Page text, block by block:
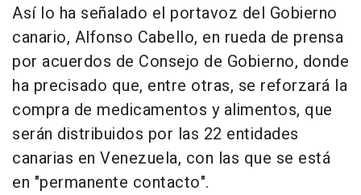
Así lo ha señalado el portavoz del Gobierno
canario, Alfonso Cabello, en rueda de prensa
por acuerdos de Consejo de Gobierno, donde
ha precisado que, entre otras, se reforzará la
compra de medicamentos y alimentos, que
serán distribuidos por las 22 entidades
canarias en Venezuela, con las que se está
en "permanente contacto".